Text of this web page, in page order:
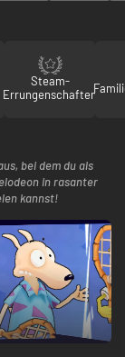
Steam-
Errungenschaften
bei dem du als
in rasanter
kannst!